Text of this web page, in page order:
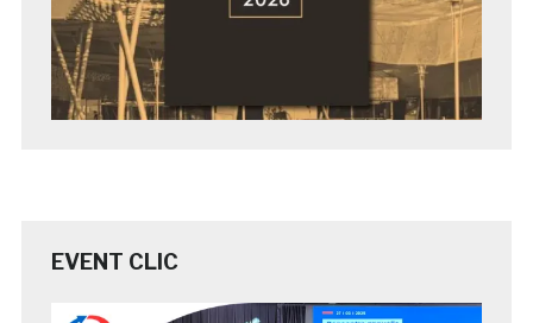
EVENT CLIC